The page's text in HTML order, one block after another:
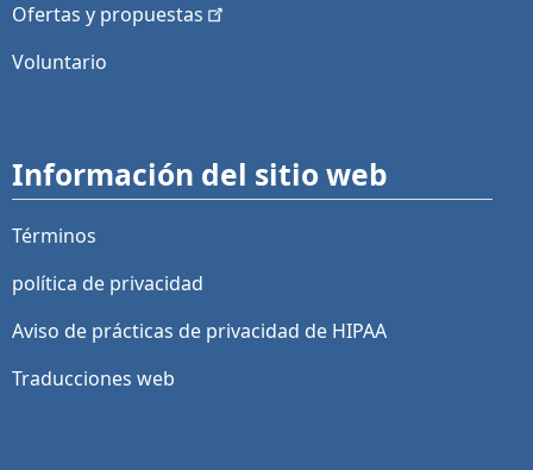
Ofertas y propuestas
Voluntario
Información del sitio web
Términos
política de privacidad
Aviso de prácticas de privacidad de HIPAA
Traducciones web